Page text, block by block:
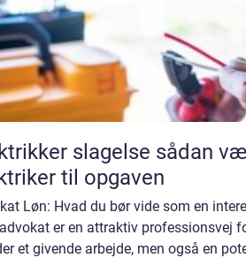
slagelse sådan vælger du den rigtige
til opgaven
Løn: Hvad du bør vide som en
er en attraktiv professionsvej
et givende arbejde, men også en